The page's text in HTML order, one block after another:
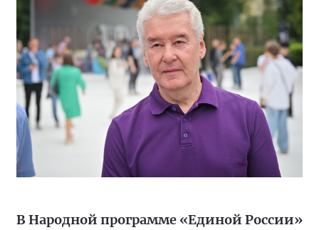
В Народной программе «Единой России»